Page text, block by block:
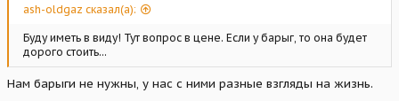
ash-oldgaz сказал(а):
Буду иметь в виду! Тут вопрос в цене. Если у барыг, то она будет
дорого стоить...
Нам барыги не нужны, у нас с ними разные взгляды на жизнь.